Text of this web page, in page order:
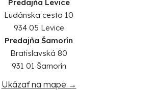
Predajňa Levice
Ludánska cesta 10
934 05 Levice
Predajňa Šamorín
Bratislavská 80
931 01 Šamorín
Ukázať na mape →